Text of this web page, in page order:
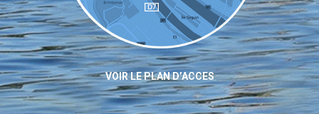
VOIR LE PLAN D’ACCES